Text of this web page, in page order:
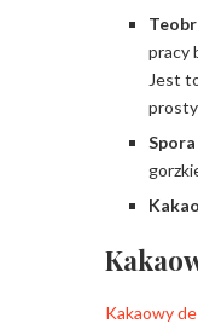
pracy
Jest
Kakaowy